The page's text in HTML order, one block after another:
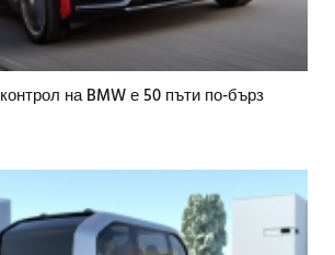
на BMW е 50 пъти по-бърз